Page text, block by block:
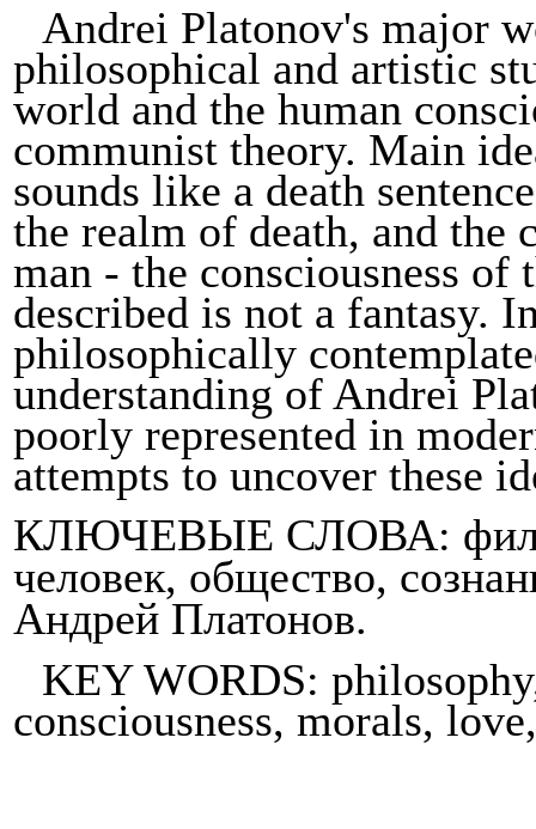
Andrei Platonov's major
philosophical and artistic
world and the human
communist theory. Main
sounds like a death
the realm of death, and the
man - the consciousness of
described is not a fantasy.
philosophically
understanding of Andrei
poorly represented in
attempts to uncover these
КЛЮЧЕВЫЕ СЛОВА:
человек, общество,
Андрей Платонов.
KEY WORDS:
consciousness, morals,